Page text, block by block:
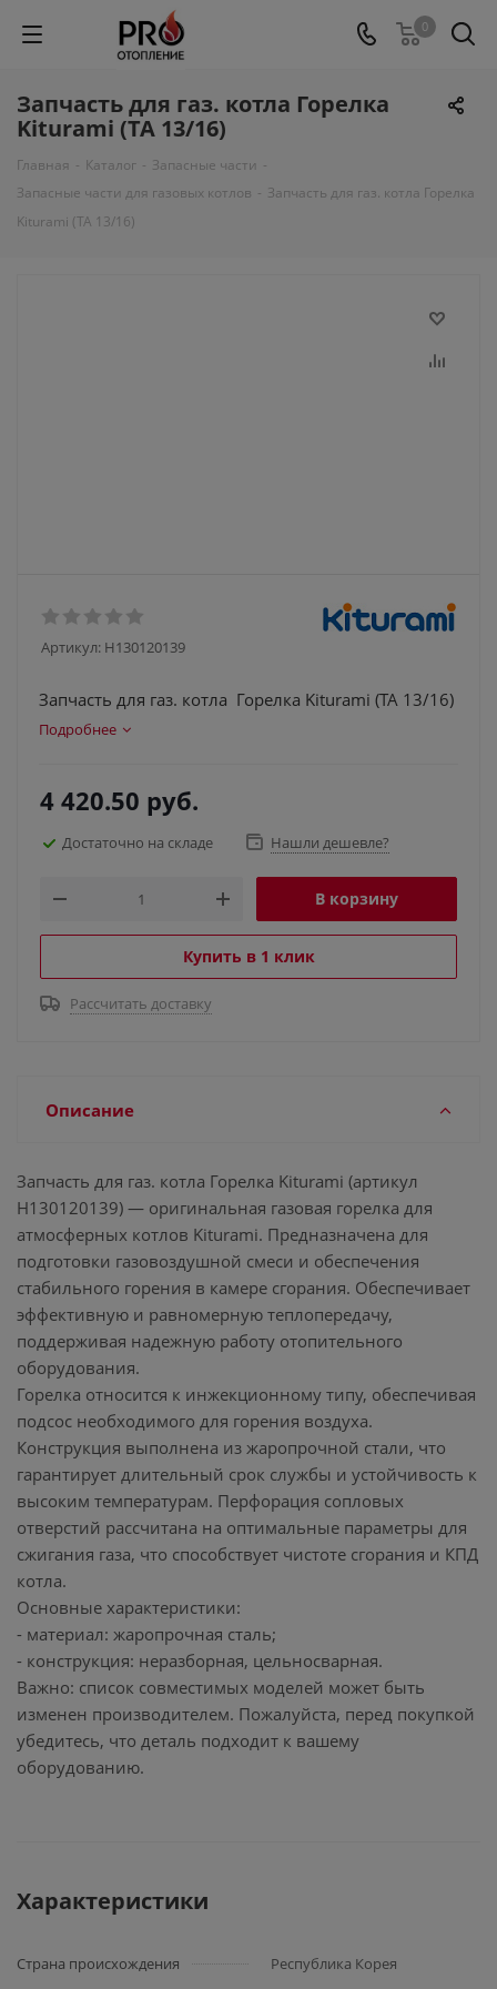
0
Запчасть для газ. котла Горелка
Kiturami (TA 13/16)
Главная - Каталог - Запасные части -
Запасные части для газовых котлов - Запчасть для газ. котла Горелка
Kiturami (TA 13/16)
Артикул: H130120139
Запчасть для газ. котла Горелка Kiturami (TA 13/16)
Подробнее
4 420.50 руб.
Достаточно на складе Нашли дешевле?
В корзину
Купить в 1 клик
Рассчитать доставку
Описание
Запчасть для газ. котла Горелка Kiturami (артикул
H130120139) — оригинальная газовая горелка для
атмосферных котлов Kiturami. Предназначена для
подготовки газовоздушной смеси и обеспечения
стабильного горения в камере сгорания. Обеспечивает
эффективную и равномерную теплопередачу,
поддерживая надежную работу отопительного
оборудования.
Горелка относится к инжекционному типу, обеспечивая
подсос необходимого для горения воздуха.
Конструкция выполнена из жаропрочной стали, что
гарантирует длительный срок службы и устойчивость к
высоким температурам. Перфорация сопловых
отверстий рассчитана на оптимальные параметры для
сжигания газа, что способствует чистоте сгорания и КПД
котла.
Основные характеристики:
- материал: жаропрочная сталь;
- конструкция: неразборная, цельносварная.
Важно: список совместимых моделей может быть
изменен производителем. Пожалуйста, перед покупкой
убедитесь, что деталь подходит к вашему
оборудованию.
Характеристики
Страна происхождения
Республика Корея